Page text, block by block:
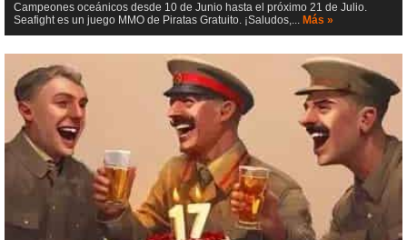
Campeones oceánicos desde 10 de Junio hasta el próximo 21 de Julio.
Seafight es un juego MMO de Piratas Gratuito. ¡Saludos,... Más »